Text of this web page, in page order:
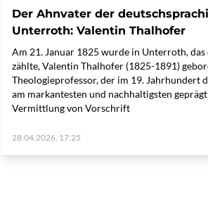
Der Ahnvater der
Unterroth: Valentin Thalhofer
Am 21. Januar 1825 wurde in Unterroth,
zählte, Valentin Thalhofer (1825-1891)
Theologieprofessor, der im 19. Jahrhundert
am markantesten und nachhaltigsten
Vermittlung von Vorschrift
28.04.2026, 17:25